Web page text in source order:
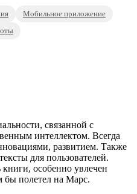
Мобильное приложение
связанной с
интеллектом. Всегда
развитием. Также
для пользователей.
особенно увлечен
бы полетел на Марс.